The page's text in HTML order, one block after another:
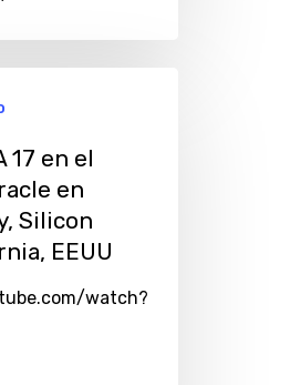
17 en el
en
Silicon
EEUU
watch?